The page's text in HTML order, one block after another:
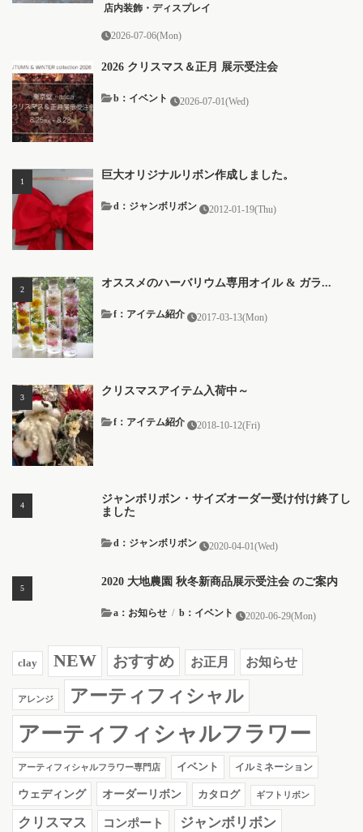
店内装飾・ディスプレイ
2026-07-06(Mon)
2026 クリスマス＆正月 展示受注会
b：イベント 2026-07-01(Wed)
巨大オリジナルリボン作成しました。
2012-01-19(Thu)
d：ジャンボリボン
オススメのハーバリウム専用オイル & ガラ...
2017-03-13(Mon)
f：アイテム紹介
クリスマスアイテム入荷中～
2018-10-12(Fri)
f：アイテム紹介
ジャンボリボン・サイズオーダー受け付け終了し
ました
2020-04-01(Wed)
d：ジャンボリボン
2020 大地農園 秋冬新商品展示受注会 のご案内
2020-06-29(Mon)
a：お知らせ / b：イベント
clay NEW おすすめ お正月 お知らせ
アレンジ アーティフィシャル
アーティフィシャルフラワー
アーティフィシャルフラワー専門店 イベント イルミネーション
ウェディング オーダーリボン カタログ ギフトリボン
クリスマス コンポート ジャンボリボン